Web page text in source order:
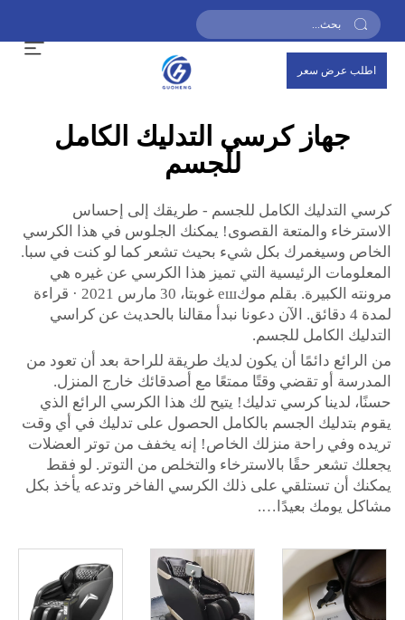
اطلب عرض سعر
جهاز كرسي التدليك الكامل
للجسم
كرسي التدليك الكامل للجسم - طريقك إلى إحساس
الاسترخاء والمتعة القصوى! يمكنك الجلوس في هذا الكرسي
الخاص وسيغمرك بكل شيء بحيث تشعر كما لو كنت في سبا.
المعلومات الرئيسية التي تميز هذا الكرسي عن غيره هي
مرونته الكبيرة. بقلم موكеш غوبتا، 30 مارس 2021 · قراءة
لمدة 4 دقائق. الآن دعونا نبدأ مقالنا بالحديث عن كراسي
التدليك الكامل للجسم.
من الرائع دائمًا أن يكون لديك طريقة للراحة بعد أن تعود من
المدرسة أو تقضي وقتًا ممتعًا مع أصدقائك خارج المنزل.
حسنًا، لدينا كرسي تدليك! يتيح لك هذا الكرسي الرائع الذي
يقوم بتدليك الجسم بالكامل الحصول على تدليك في أي وقت
تريده وفي راحة منزلك الخاص! إنه يخفف من توتر العضلات
يجعلك تشعر حقًا بالاسترخاء والتخلص من التوتر. لو فقط
يمكنك أن تستلقي على ذلك الكرسي الفاخر وتدعه يأخذ بكل
مشاكل يومك بعيدًا….